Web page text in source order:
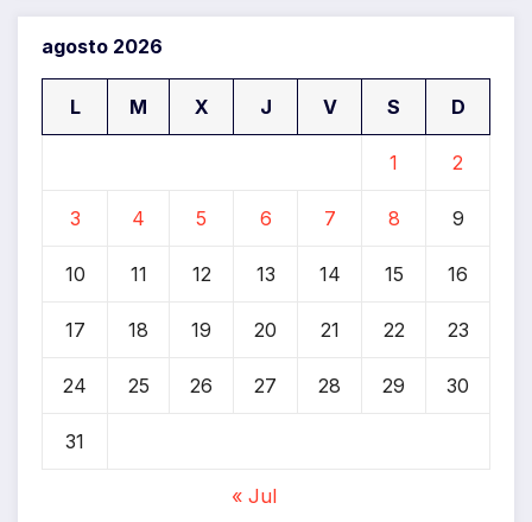
agosto 2026
L M X J V S D
1 2
3 4 5 6 7 8 9
10 11 12 13 14 15 16
17 18 19 20 21 22 23
24 25 26 27 28 29 30
31
« Jul